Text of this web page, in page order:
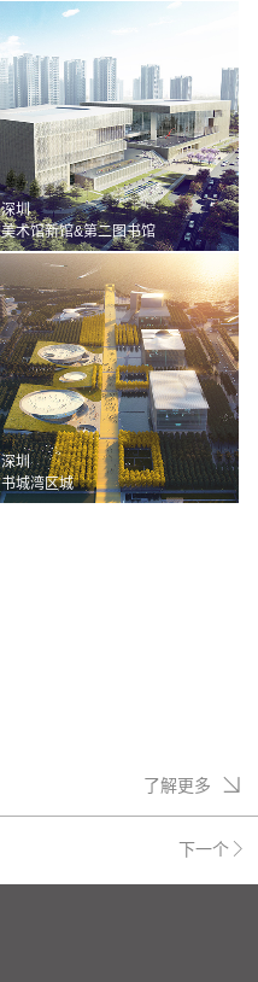
深圳
美术馆新馆&第二图书馆
深圳
书城湾区城
了解更多
下一个